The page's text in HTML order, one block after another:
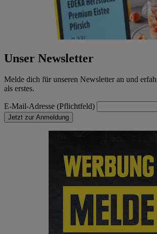
Unser Newsletter
Melde dich für unseren Newsletter an und
als erstes.
E-Mail-Adresse (Pflichtfeld)
Jetzt zur Anmeldung